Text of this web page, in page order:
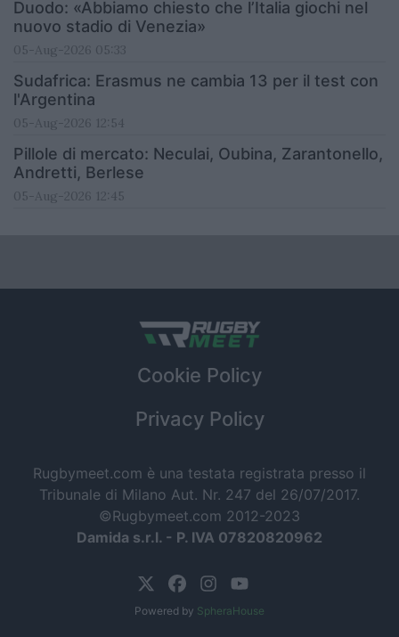
Duodo: «Abbiamo chiesto che l’Italia giochi nel
nuovo stadio di Venezia»
05-Aug-2026 05:33
Sudafrica: Erasmus ne cambia 13 per il test con
l'Argentina
05-Aug-2026 12:54
Pillole di mercato: Neculai, Oubina, Zarantonello,
Andretti, Berlese
05-Aug-2026 12:45
Cookie Policy
Privacy Policy
Rugbymeet.com è una testata registrata presso il
Tribunale di Milano Aut. Nr. 247 del 26/07/2017.
©Rugbymeet.com 2012-2023
Damida s.r.l. - P. IVA 07820820962
Powered by SpheraHouse